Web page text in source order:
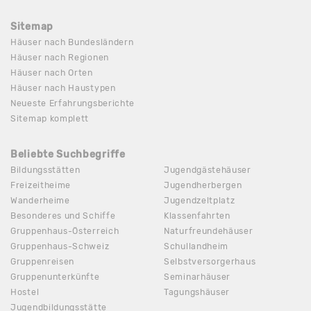
Sitemap
Häuser nach Bundesländern
Häuser nach Regionen
Häuser nach Orten
Häuser nach Haustypen
Neueste Erfahrungsberichte
Sitemap komplett
Beliebte Suchbegriffe
Bildungsstätten
Freizeitheime
Wanderheime
Besonderes und Schiffe
Gruppenhaus-Österreich
Gruppenhaus-Schweiz
Gruppenreisen
Gruppenunterkünfte
Hostel
Jugendbildungsstätte
Jugendgästehäuser
Jugendherbergen
Jugendzeltplatz
Klassenfahrten
Naturfreundehäuser
Schullandheim
Selbstversorgerhaus
Seminarhäuser
Tagungshäuser